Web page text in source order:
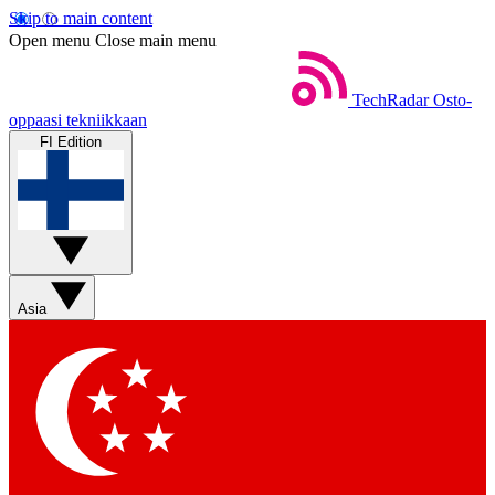
Skip to main content
Open menu Close main menu
TechRadar Osto-
oppaasi tekniikkaan
FI Edition
Asia